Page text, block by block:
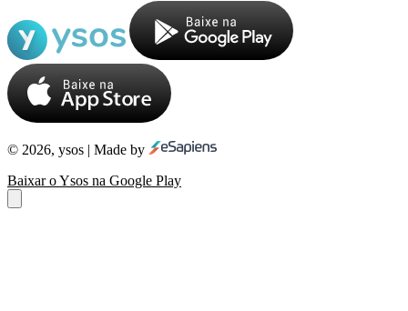
© 2026, ysos | Made by
Baixar o Ysos na Google Play